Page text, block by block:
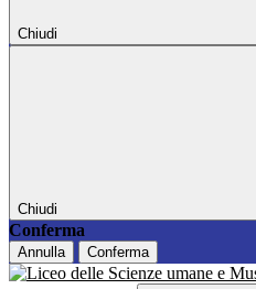
Chiudi
Chiudi
Conferma
Annulla Conferma